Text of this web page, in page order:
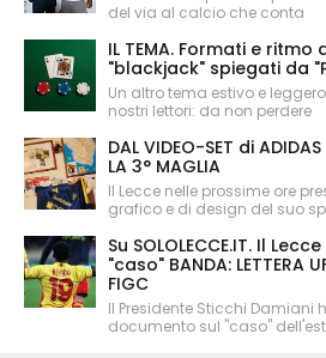
del via al calcio che conta
IL TEMA. Formati e ritmo
"blackjack" spiegati da
Un altro tema estivo e
nostri lettori: da non perdere
DAL VIDEO-SET di
LA 3° MAGLIA
Il Lecce nelle prossime ore
grafico e di design del suo
Su SOLOLECCE.IT. Il
"caso" BANDA: LETTERA
FIGC
Il Presidente Sticchi Damiani
documento sul "caso"